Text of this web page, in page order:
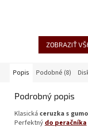
ZOBRAZIŤ
Popis Podobné (8)
Podrobný popis
Klasická ceruzka s
Perfektnýdo peračníka